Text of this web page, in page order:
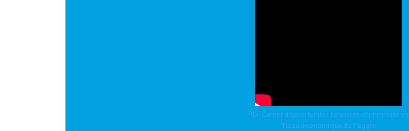
PDF Carnet d’opportunités foncières et immobilières
Tissu économique de l’agglo